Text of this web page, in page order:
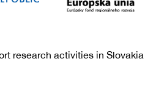
research activities in